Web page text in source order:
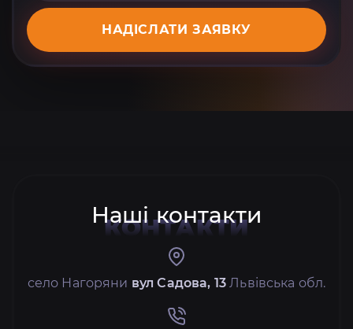
НАДІСЛАТИ ЗАЯВКУ
Наші контакти
КОНТАКТИ
село Нагоряни вул Садова, 13 Львівська обл.